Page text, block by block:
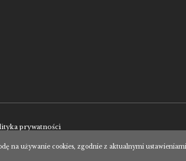
prywatności
na używanie cookies, zgodnie z aktualnymi